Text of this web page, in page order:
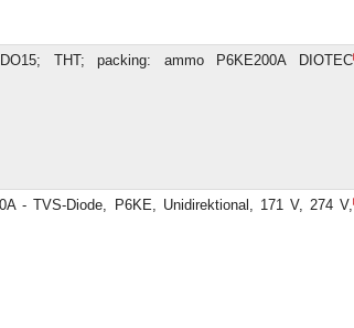
THT; packing: ammo P6KE200A DIOTEC
- TVS-Diode, P6KE, Unidirektional, 171 V, 274 V,